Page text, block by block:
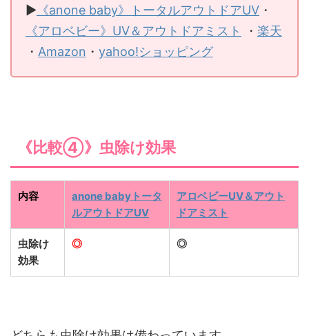
▶ 《anone baby》トータルアウトドアUV ・
《アロベビー》UV＆アウトドアミスト
・ 楽天
・ Amazon ・ yahoo!ショッピング
《比較④》虫除け効果
内容
anone babyトータ
ルアウトドアUV
アロベビーUV＆アウト
ドアミスト
虫除け
効果
◎ ◎